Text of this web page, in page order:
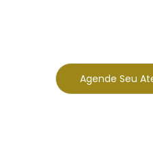
Agende Seu